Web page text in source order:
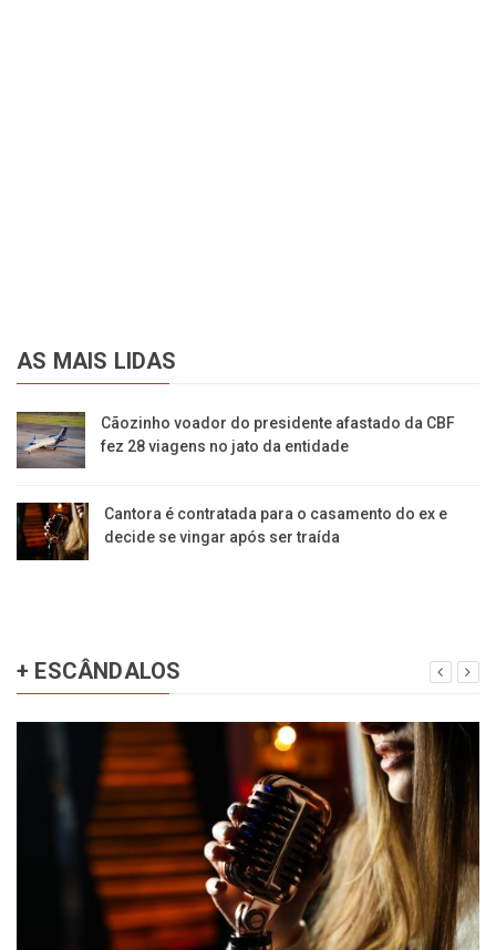
AS MAIS LIDAS
Cãozinho voador do presidente afastado da CBF
fez 28 viagens no jato da entidade
Cantora é contratada para o casamento do ex e
decide se vingar após ser traída
+ ESCÂNDALOS